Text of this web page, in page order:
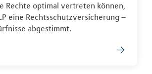
Rechte optimal vertreten können,
eine Rechtsschutzversicherung –
abgestimmt.